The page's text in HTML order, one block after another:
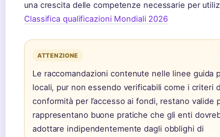
una crescita delle competenze necessarie per
Classifica qualificazioni Mondiali 2026
ATTENZIONE
Le raccomandazioni contenute nelle linee guida
locali, pur non essendo verificabili come i criteri
conformità per l’accesso ai fondi, restano valide
rappresentano buone pratiche che gli enti
adottare indipendentemente dagli obblighi di